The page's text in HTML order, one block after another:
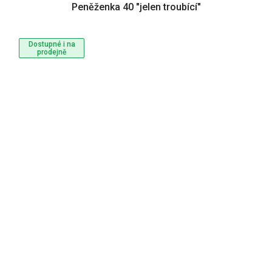
Dostupné i na
prodejně
Peněženka 40 "jelen troubící"